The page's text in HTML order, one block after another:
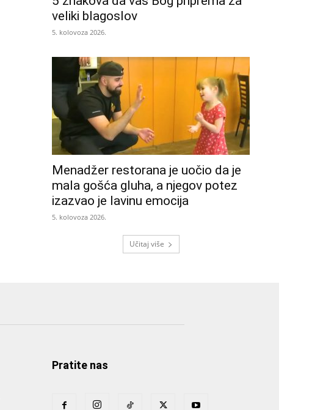
veliki blagoslov
5. kolovoza 2026.
Menadžer restorana je uočio da je
mala gošća gluha, a njegov potez
izazvao je lavinu emocija
5. kolovoza 2026.
Učitaj više
Pratite nas